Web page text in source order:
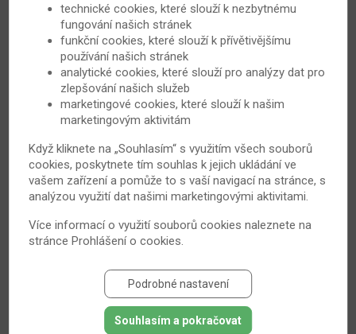
VŠECHNA VIDEA
Jak jste léčení s RA?
Nesteroidními antiflogistiky 2226
DMARDs 548
Cílená léčba 591
Kortikosteroidy
Jiná léčba
technické cookies, které slouží k nezbytnému
fungování našich stránek
funkční cookies, které slouží k přívětivějšímu
používání našich stránek
analytické cookies, které slouží pro analýzy dat pro
zlepšování našich služeb
marketingové cookies, které slouží k našim
marketingovým aktivitám
Když kliknete na „Souhlasím“ s využitím všech souborů
cookies, poskytnete tím souhlas k jejich ukládání ve
vašem zařízení a pomůže to s vaší navigací na stránce, s
analýzou využití dat našimi marketingovými aktivitami.
Více informací o využití souborů cookies naleznete na
stránceProhlášení o cookies
Podrobné nastavení
Souhlasím a pokračovat